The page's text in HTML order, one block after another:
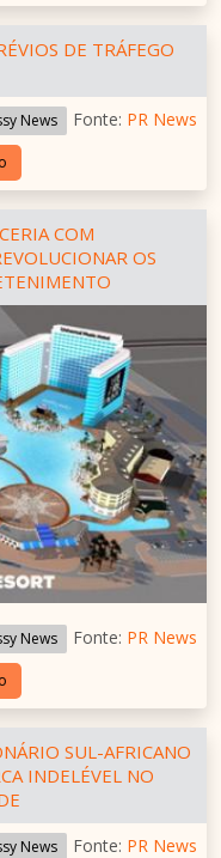
DE TRÁFEGO
News Fonte: PR News
COM
OS
News Fonte: PR News
SUL-AFRICANO
INDELÉVEL NO
News Fonte: PR News